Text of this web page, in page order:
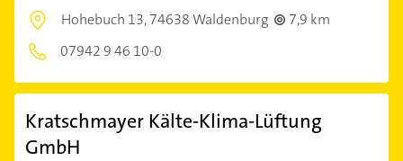
Hohebuch 13,74638 Waldenburg
7,9 km
07942 9 46 10-0
Kratschmayer Kälte-Klima-Lüftung
GmbH